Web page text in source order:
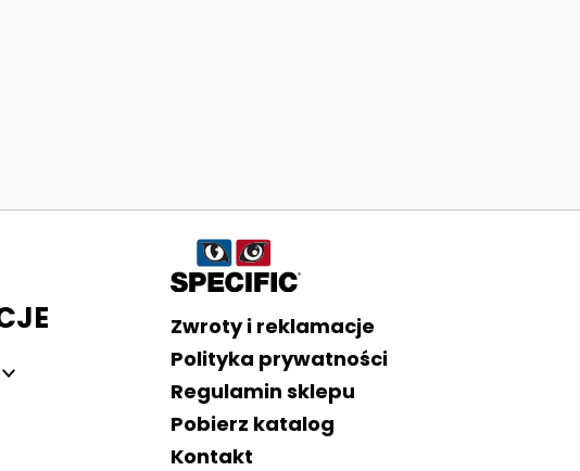
Informacje o sklepie
Zwroty i reklamacje
Polityka prywatności
Regulamin sklepu
Pobierz katalog
Kontakt